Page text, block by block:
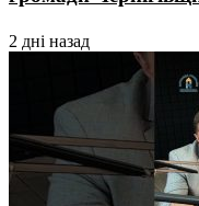
2 дні назад